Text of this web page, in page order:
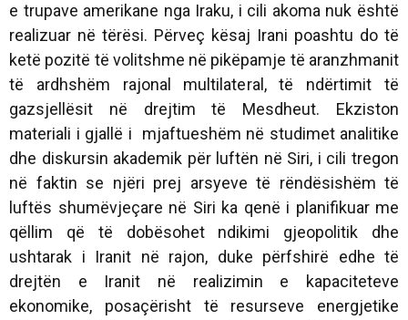
e trupave amerikane nga Iraku, i cili akoma nuk është
realizuar në tërësi. Përveç kësaj Irani poashtu do të
ketë pozitë të volitshme në pikëpamje të aranzhmanit
të ardhshëm rajonal multilateral, të ndërtimit të
gazsjellësit në drejtim të Mesdheut. Ekziston
materiali i gjallë i mjaftueshëm në studimet analitike
dhe diskursin akademik për luftën në Siri, i cili tregon
në faktin se njëri prej arsyeve të rëndësishëm të
luftës shumëvjeçare në Siri ka qenë i planifikuar me
qëllim që të dobësohet ndikimi gjeopolitik dhe
ushtarak i Iranit në rajon, duke përfshirë edhe të
drejtën e Iranit në realizimin e kapaciteteve
ekonomike, posaçërisht të resurseve energjetike